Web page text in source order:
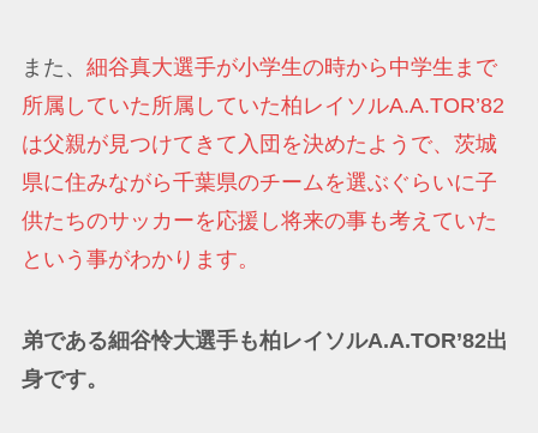
また、 細谷真大選手が小学生の時から中学生まで
所属していた所属していた柏レイソルA.A.TOR’82
は父親が見つけてきて入団を決めたようで、茨城
県に住みながら千葉県のチームを選ぶぐらいに子
供たちのサッカーを応援し将来の事も考えていた
という事がわかります。
弟である細谷怜大選手も柏レイソルA.A.TOR’82出
身です。